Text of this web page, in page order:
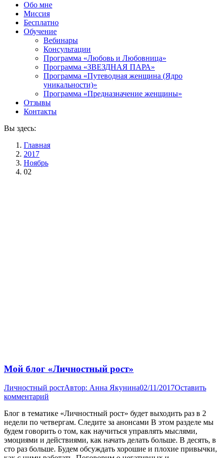
Обо мне
Миссия
Бесплатно
Обучение
Вебинары
Консультации
Программа «Любовь и Любовница»
Программа «ЗВЕЗДНАЯ ПАРА»
Программа «Путеводная женщина (Ядро
уникальности)»
Программа «Предназначение женщины»
Отзывы
Контакты
Вы здесь:
Главная
2017
Ноябрь
02
Мой блог «Личностный рост»
Личностный ростАвтор: Анна Якунина02/11/2017Оставить
комментарий
Блог в тематике «Личностный рост» будет выходить раз в 2
недели по четвергам. Следите за анонсами В этом разделе мы
будем говорить о том, как научиться управлять мыслями,
эмоциями и действиями, как начать делать больше. В десять, в
сто раз больше. Будем обсуждать хорошие и плохие привычки,